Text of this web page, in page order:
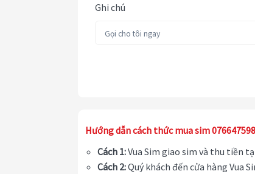
Ghi chú
Hướng dẫn cách thức mua sim
Cách 1:Vua Sim giao sim và thu tiền
Cách 2:Quý khách đến cửa hàng Vua